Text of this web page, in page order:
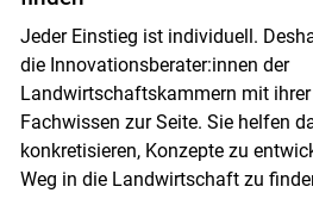
Jeder Einstieg ist individuell.
die Innovationsberater:innen der
Landwirtschaftskammern mit
Fachwissen zur Seite. Sie helfen
konkretisieren, Konzepte zu
Weg in die Landwirtschaft zu